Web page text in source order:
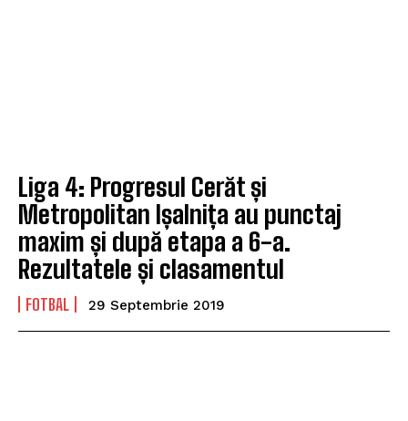
Liga 4: Progresul Cerăt și
Metropolitan Ișalnița au punctaj
maxim și după etapa a 6-a.
Rezultatele și clasamentul
FOTBAL 29 Septembrie 2019